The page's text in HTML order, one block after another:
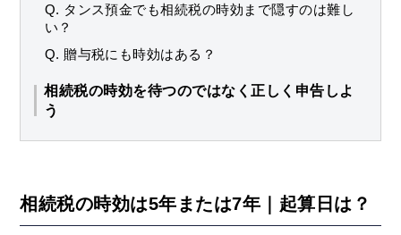
Q. タンス預金でも相続税の時効まで隠すのは難し
い？
Q. 贈与税にも時効はある？
相続税の時効を待つのではなく正しく申告しよ
う
相続税の時効は5年または7年｜起算日は？